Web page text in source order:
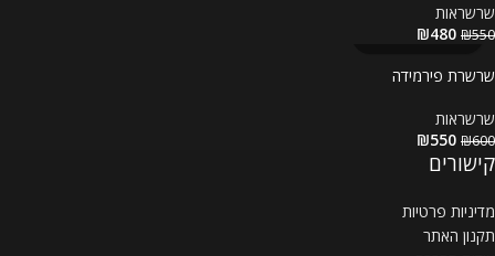
שרשראות
₪550
₪480
שרשרת פירמידה
שרשראות
₪600
₪550
קישורים
מדיניות פרטיות
תקנון האתר